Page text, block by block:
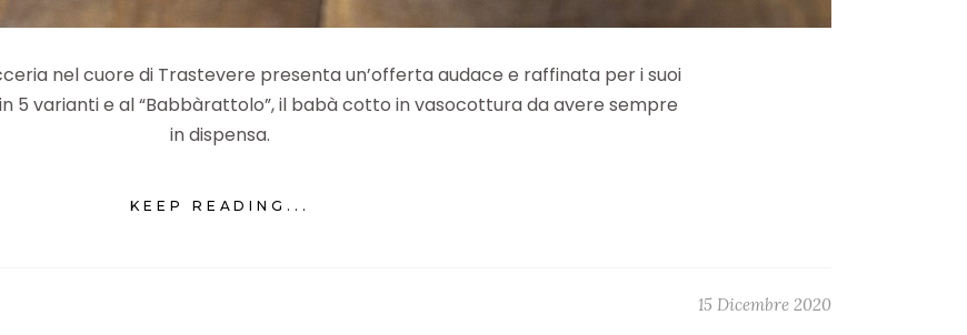
nel cuore di Trastevere presenta un’offerta audace e raffinata per i suoi
5 varianti e al “Babbàrattolo”, il babà cotto in vasocottura da avere sempre
in dispensa.
KEEP READING...
15 Dicembre 2020